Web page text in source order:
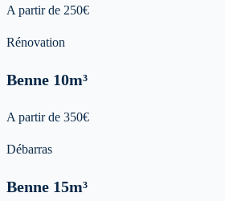
A partir de 250€
Rénovation
Benne 10m³
A partir de 350€
Débarras
Benne 15m³